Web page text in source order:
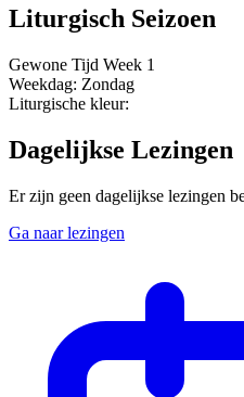
Liturgisch Seizoen
Gewone Tijd Week 1
Weekdag: Zondag
Liturgische kleur:
Dagelijkse Lezingen
Er zijn geen dagelijkse lezingen
Ga naar lezingen